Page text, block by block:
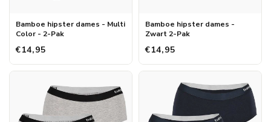
Bamboe hipster dames - Multi
Color - 2-Pak
€14,95
Bamboe hipster dames -
Zwart 2-Pak
€14,95